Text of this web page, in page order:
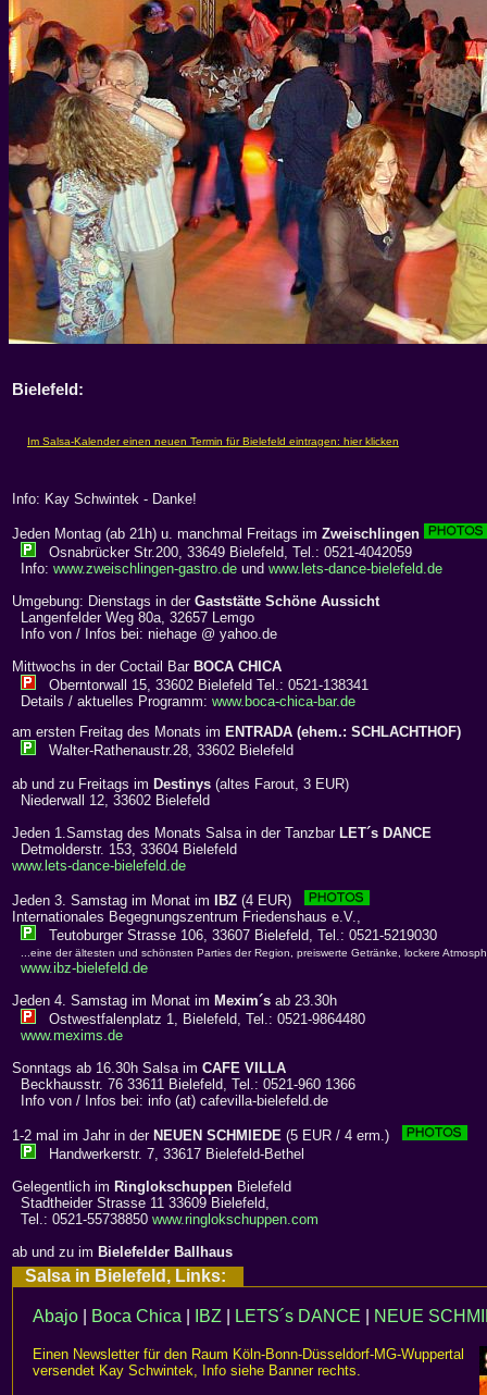
Bielefeld:
Info: Kay Schwintek - Danke!
Jeden Montag (ab 21h) u. manchmal Freitags im Zweischlingen
Osnabrücker Str.200, 33649 Bielefeld, Tel.: 0521-4042059
Info: www.zweischlingen-gastro.de und www.lets-dance-bielefeld.de
Umgebung: Dienstags in der Gaststätte Schöne Aussicht
Langenfelder Weg 80a, 32657 Lemgo
Info von / Infos bei: niehage @ yahoo.de
Mittwochs in der Coctail Bar BOCA CHICA
Oberntorwall 15, 33602 Bielefeld Tel.: 0521-138341
Details / aktuelles Programm: www.boca-chica-bar.de
am ersten Freitag des Monats im ENTRADA (ehem.: SCHLACHTHOF)
Walter-Rathenaustr.28, 33602 Bielefeld
ab und zu Freitags im Destinys (altes Farout, 3 EUR)
Niederwall 12, 33602 Bielefeld
Jeden 1.Samstag des Monats Salsa in der Tanzbar LET´s DANCE
Detmolderstr. 153, 33604 Bielefeld
www.lets-dance-bielefeld.de
Jeden 3. Samstag im Monat im IBZ (4 EUR)
Internationales Begegnungszentrum Friedenshaus e.V.,
Teutoburger Strasse 106, 33607 Bielefeld, Tel.: 0521-5219030
...eine der ältesten und schönsten Parties der Region, preiswerte Getränke, lockere
www.ibz-bielefeld.de
Jeden 4. Samstag im Monat im Mexim´s ab 23.30h
Ostwestfalenplatz 1, Bielefeld, Tel.: 0521-9864480
www.mexims.de
Sonntags ab 16.30h Salsa im CAFE VILLA
Beckhausstr. 76 33611 Bielefeld, Tel.: 0521-960 1366
Info von / Infos bei: info (at) cafevilla-bielefeld.de
1-2 mal im Jahr in der NEUEN SCHMIEDE (5 EUR / 4 erm.)
Handwerkerstr. 7, 33617 Bielefeld-Bethel
Gelegentlich im Ringlokschuppen Bielefeld
Stadtheider Strasse 11 33609 Bielefeld,
Tel.: 0521-55738850 www.ringlokschuppen.com
ab und zu im Bielefelder Ballhaus
Salsa in Bielefeld, Links:
Abajo Boca Chica IBZ LETS´s DANCE NEUE
Einen Newsletter für den Raum Köln-Bonn-Düsseldorf-MG-Wuppertal
versendet Kay Schwintek, Info siehe Banner rechts.